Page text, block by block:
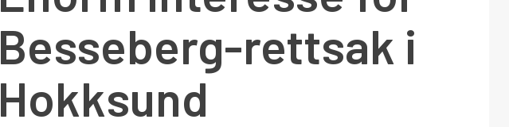
Besseberg-rettsak i
Hokksund